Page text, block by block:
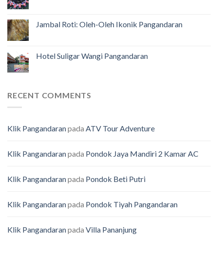
Jambal Roti: Oleh-Oleh Ikonik Pangandaran
Hotel Suligar Wangi Pangandaran
RECENT COMMENTS
Klik Pangandaranpada ATV Tour Adventure
Klik Pangandaranpada Pondok Jaya Mandiri 2 Kamar AC
Klik Pangandaranpada Pondok Beti Putri
Klik Pangandaranpada Pondok Tiyah Pangandaran
Klik Pangandaranpada Villa Pananjung